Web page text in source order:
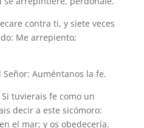
contra ti, y siete veces
Me arrepiento;
Auméntanos la fe.
tuvierais fe como un
decir a este sicómoro:
el mar; y os obedecería.